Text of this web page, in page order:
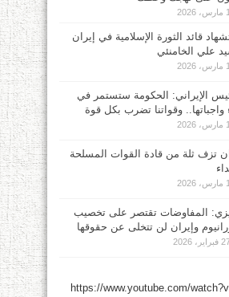
1 مارس، 2026
قائد الثورة الإسلامية في إيران
علي الخامنئي
1 مارس، 2026
الإيراني: الحكومة ستستمر في
واجباتها.. وقواتنا تضرب بكل قوة
1 مارس، 2026
تزف ثلة من قادة القوات المسلحة
1 مارس، 2026
المفاوضات تقتصر على تخصيب
وإيران لن تتخلى عن حقوقها
2026
https://www.youtube.com/